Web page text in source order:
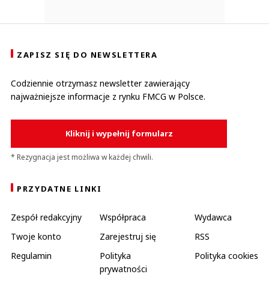
ZAPISZ SIĘ DO NEWSLETTERA
Codziennie otrzymasz newsletter zawierający
najważniejsze informacje z rynku FMCG w Polsce.
Kliknij i wypełnij formularz
* Rezygnacja jest możliwa w każdej chwili.
PRZYDATNE LINKI
Zespół redakcyjny Współpraca
Wydawca
Twoje konto
Zarejestruj się
RSS
Regulamin
Polityka
prywatności
Polityka cookies